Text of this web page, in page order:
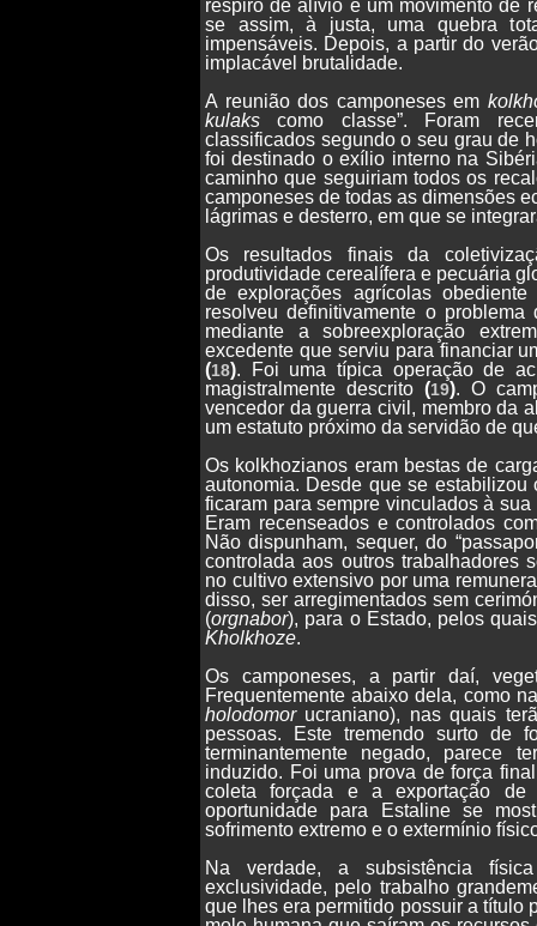
respiro de alívio e um movimento de
se assim, à justa, uma quebra
impensáveis. Depois, a partir do
implacável brutalidade.
A reunião dos camponeses em
kulaks como classe”. Foram
classificados segundo o seu grau de
foi destinado o exílio interno na
caminho que seguiriam todos os
camponeses de todas as dimensões
lágrimas e desterro, em que se
Os resultados finais da
produtividade cerealífera e pecuária
de explorações agrícolas
resolveu definitivamente o
mediante a sobreexploração
excedente que serviu para financiar
(18). Foi uma típica operação de
magistralmente descrito (19). O
vencedor da guerra civil, membro da
um estatuto próximo da servidão de
Os kolkhozianos eram bestas de
autonomia. Desde que se estabilizou
ficaram para sempre vinculados à
Eram recenseados e controlados
Não dispunham, sequer, do
controlada aos outros trabalhadores
no cultivo extensivo por uma
disso, ser arregimentados sem
(orgnabor), para o Estado, pelos
Kholkhoze.
Os camponeses, a partir daí,
Frequentemente abaixo dela, como
holodomor ucraniano), nas quais
pessoas. Este tremendo surto de
terminantemente negado, parece
induzido. Foi uma prova de força
coleta forçada e a exportação de
oportunidade para Estaline se
sofrimento extremo e o extermínio
Na verdade, a subsistência
exclusividade, pelo trabalho
que lhes era permitido possuir a título